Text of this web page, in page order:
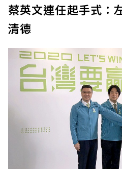
蔡英文連任起手式：
清德